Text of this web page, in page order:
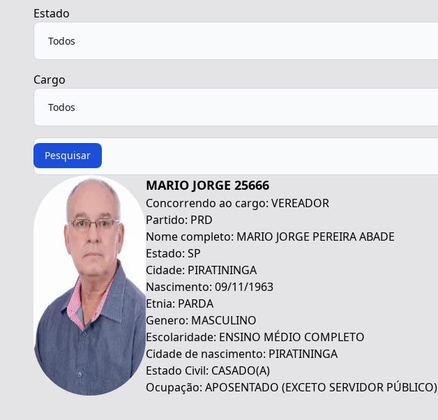
Estado
Cargo
Procurar
Pesquisar
MARIO JORGE 25666
Concorrendo ao cargo: VEREADOR
Partido: PRD
Nome completo: MARIO JORGE PEREIRA ABADE
Estado: SP
Cidade: PIRATININGA
Nascimento: 09/11/1963
Etnia: PARDA
Genero: MASCULINO
Escolaridade: ENSINO MÉDIO COMPLETO
Cidade de nascimento: PIRATININGA
Estado Civil: CASADO(A)
Ocupação: APOSENTADO (EXCETO SERVIDOR PÚBLICO)